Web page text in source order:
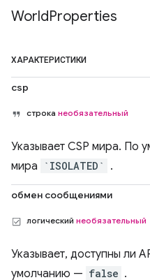
WorldProperties
ХАРАКТЕРИСТИКИ
csp
строка необязательный
Указывает CSP мира. По
мира
`ISOLATED` .
обмен сообщениями
логический необязательный
Указывает, доступны ли
умолчанию — false .